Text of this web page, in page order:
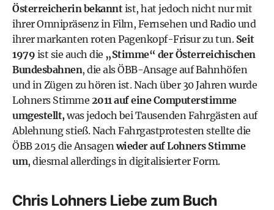
Österreicherin bekanntist, hat jedoch nicht nur mit
ihrer Omnipräsenz in Film, Fernsehen und Radio und
ihrer markanten roten Pagenkopf-Frisur zu tun. Seit
1979 ist sie auch die „Stimme“ der Österreichischen
Bundesbahnen, die als ÖBB-Ansage auf Bahnhöfen
und in Zügen zu hören ist. Nach über 30 Jahren wurde
Lohners Stimme 2011 auf eine Computerstimme
umgestellt, was jedoch bei Tausenden Fahrgästen auf
Ablehnung stieß. Nach Fahrgastprotesten stellte die
ÖBB 2015 die Ansagenwieder auf Lohners Stimme
um, diesmal allerdings in digitalisierter Form.
Chris Lohners Liebe zum Buch